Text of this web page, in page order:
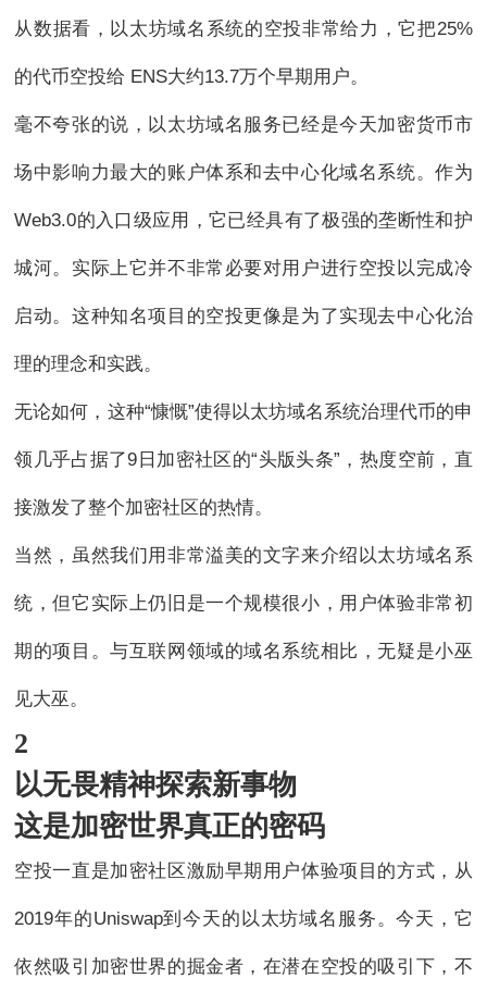
从数据看，以太坊域名系统的空投非常给力，它把25%
的代币空投给 ENS大约13.7万个早期用户。
毫不夸张的说，以太坊域名服务已经是今天加密货币市
场中影响力最大的账户体系和去中心化域名系统。作为
Web3.0的入口级应用，它已经具有了极强的垄断性和护
城河。实际上它并不非常必要对用户进行空投以完成冷
启动。这种知名项目的空投更像是为了实现去中心化治
理的理念和实践。
无论如何，这种“慷慨”使得以太坊域名系统治理代币的申
领几乎占据了9日加密社区的“头版头条”，热度空前，直
接激发了整个加密社区的热情。
当然，虽然我们用非常溢美的文字来介绍以太坊域名系
统，但它实际上仍旧是一个规模很小，用户体验非常初
期的项目。与互联网领域的域名系统相比，无疑是小巫
见大巫。
2
以无畏精神探索新事物
这是加密世界真正的密码
空投一直是加密社区激励早期用户体验项目的方式，从
2019年的Uniswap到今天的以太坊域名服务。今天，它
依然吸引加密世界的掘金者，在潜在空投的吸引下，不